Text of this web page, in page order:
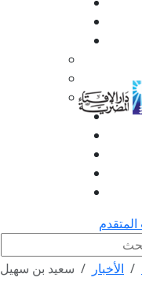
الأخبار
سعيد بن سهيل